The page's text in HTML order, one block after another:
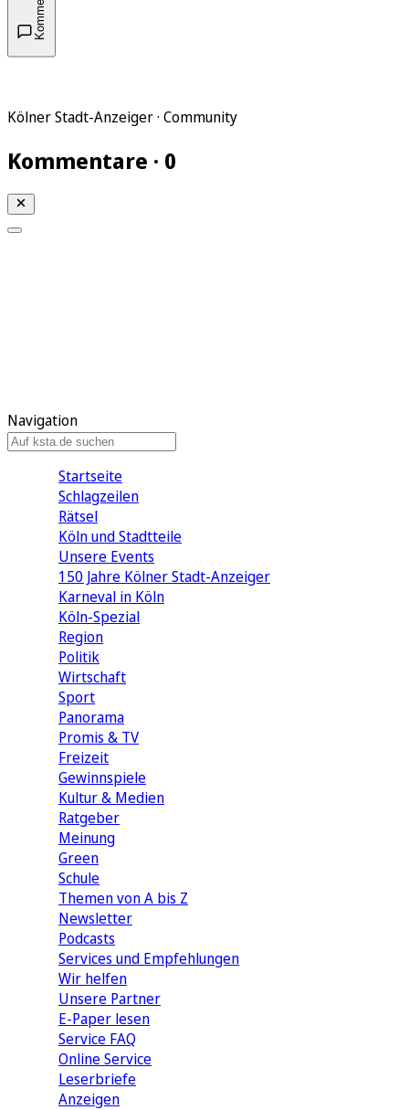
Kölner Stadt-Anzeiger · Community
Kommentare · 0
Navigation
Startseite
Schlagzeilen
Rätsel
Köln und Stadtteile
Unsere Events
150 Jahre Kölner Stadt-Anzeiger
Karneval in Köln
Köln-Spezial
Region
Politik
Wirtschaft
Sport
Panorama
Promis & TV
Freizeit
Gewinnspiele
Kultur & Medien
Ratgeber
Meinung
Green
Schule
Themen von A bis Z
Newsletter
Podcasts
Services und Empfehlungen
Wir helfen
Unsere Partner
E-Paper lesen
Service FAQ
Online Service
Leserbriefe
Anzeigen